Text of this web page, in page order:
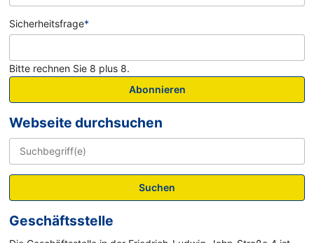
Sicherheitsfrage*
Bitte rechnen Sie 8 plus 8.
Abonnieren
Webseite durchsuchen
Suchen
Geschäftsstelle